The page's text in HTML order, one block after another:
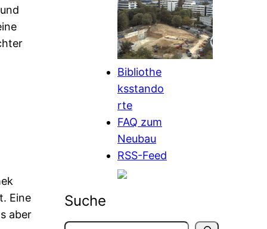
Eine
aber
Bibliothe
ksstando
rte
FAQ zum
Neubau
RSS-Feed
Suche